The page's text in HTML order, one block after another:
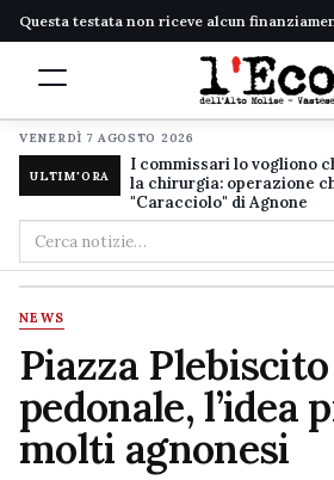
Questa testata non riceve alcun
VENERDÌ 7 AGOSTO 2026
ULTIM'ORA
I commissari lo vogliono
la chirurgia: operazione
"Caracciolo" di Agnone
Cerca
nel
sito
NEWS
Piazza
pedonale, l’idea
molti agnonesi